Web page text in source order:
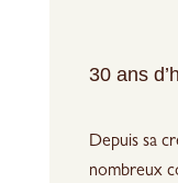
30 ans
Depuis sa
nombreux